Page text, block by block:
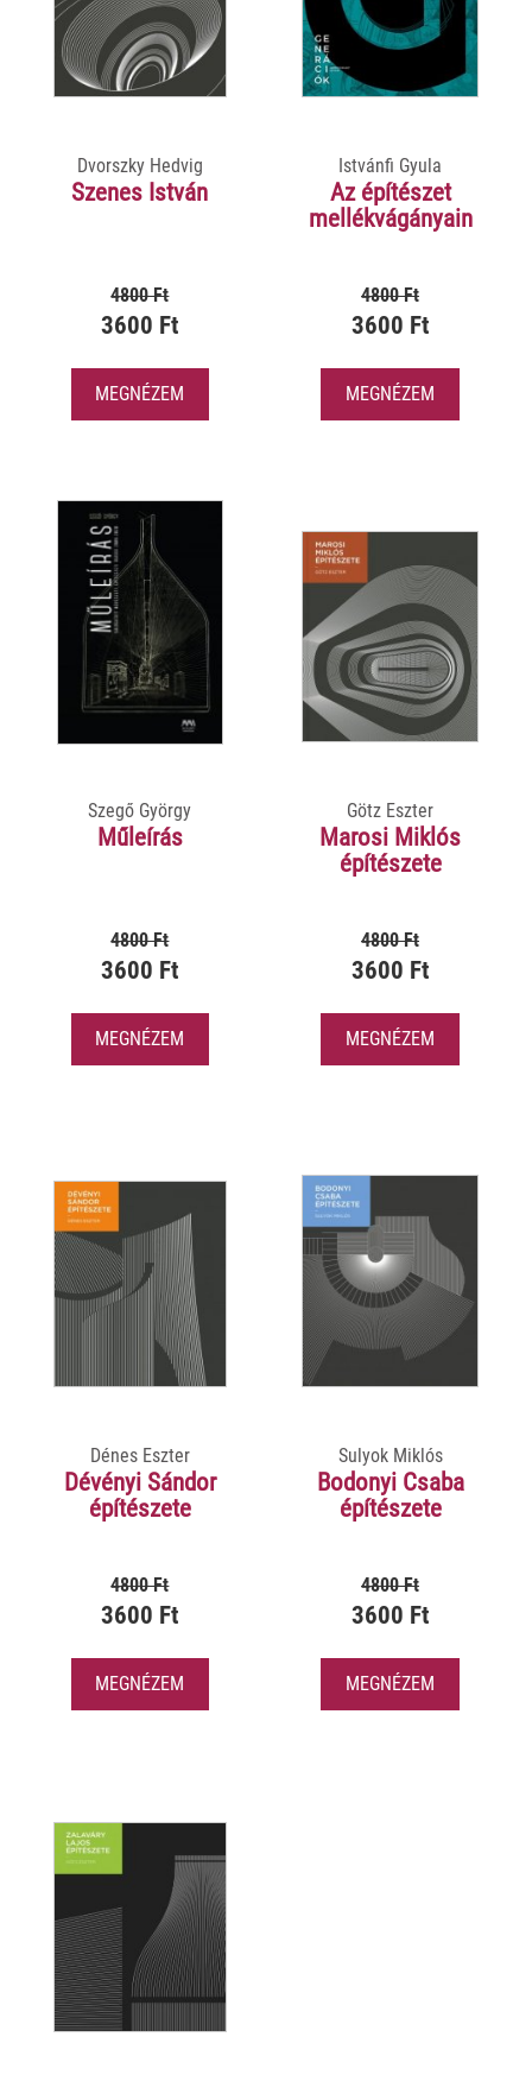
Dvorszky Hedvig
Szenes István
4800 Ft
3600 Ft
MEGNÉZEM
Istvánfi Gyula
Az építészet
mellékvágányain
4800 Ft
3600 Ft
MEGNÉZEM
Szegő György
Műleírás
4800 Ft
3600 Ft
MEGNÉZEM
Götz Eszter
Marosi Miklós
építészete
4800 Ft
3600 Ft
MEGNÉZEM
Dénes Eszter
Dévényi Sándor
építészete
4800 Ft
3600 Ft
MEGNÉZEM
Sulyok Miklós
Bodonyi Csaba
építészete
4800 Ft
3600 Ft
MEGNÉZEM